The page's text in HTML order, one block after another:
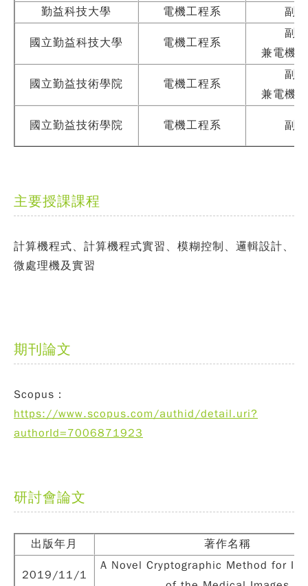
勤益科技大學
電機工程系 副
國立勤益科技大學 電機工程系
副
兼電機
國立勤益技術學院 電機工程系
副
兼電機
國立勤益技術學院 電機工程系 副
主要授課課程
計算機程式、計算機程式實習、模糊控制、邏輯設計、
微處理機及實習
期刊論文
Scopus：
https://www.scopus.com/authid/detail.uri?
authorId=7006871923
研討會論文
出版年月 著作名稱
2019/11/1
A Novel Cryptographic Method for